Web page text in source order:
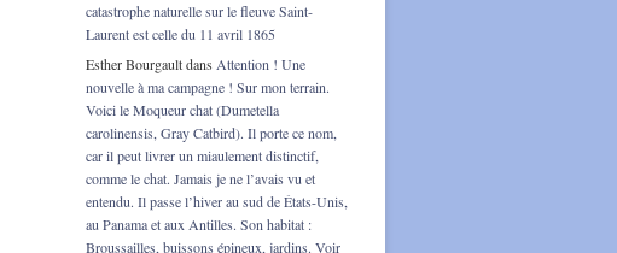
catastrophe naturelle sur le fleuve Saint-
Laurent est celle du 11 avril 1865
Esther Bourgaultdans Attention ! Une
nouvelle à ma campagne ! Sur mon terrain.
Voici le Moqueur chat (Dumetella
carolinensis, Gray Catbird). Il porte ce nom,
car il peut livrer un miaulement distinctif,
comme le chat. Jamais je ne l’avais vu et
entendu. Il passe l’hiver au sud de États-Unis,
au Panama et aux Antilles. Son habitat :
Broussailles, buissons épineux, jardins. Voir